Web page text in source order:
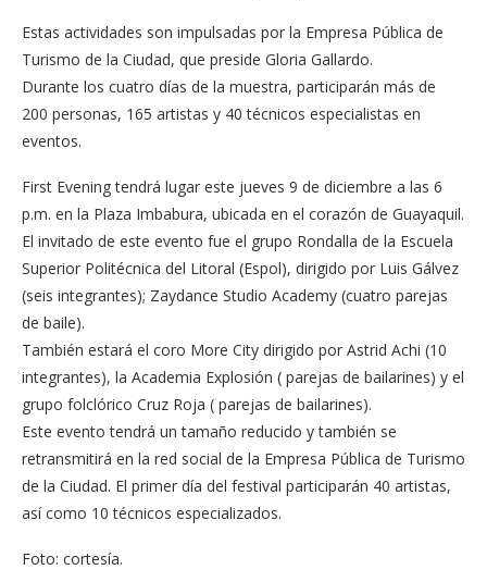
Estas actividades son impulsadas por la Empresa Pública de
Turismo de la Ciudad, que preside Gloria Gallardo.
Durante los cuatro días de la muestra, participarán más de
200 personas, 165 artistas y 40 técnicos especialistas en
eventos.
First Evening tendrá lugar este jueves 9 de diciembre a las 6
p.m. en la Plaza Imbabura, ubicada en el corazón de Guayaquil.
El invitado de este evento fue el grupo Rondalla de la Escuela
Superior Politécnica del Litoral (Espol), dirigido por Luis Gálvez
(seis integrantes); Zaydance Studio Academy (cuatro parejas
de baile).
También estará el coro More City dirigido por Astrid Achi (10
integrantes), la Academia Explosión ( parejas de bailarines) y el
grupo folclórico Cruz Roja ( parejas de bailarines).
Este evento tendrá un tamaño reducido y también se
retransmitirá en la red social de la Empresa Pública de Turismo
de la Ciudad. El primer día del festival participarán 40 artistas,
así como 10 técnicos especializados.
Foto: cortesía.